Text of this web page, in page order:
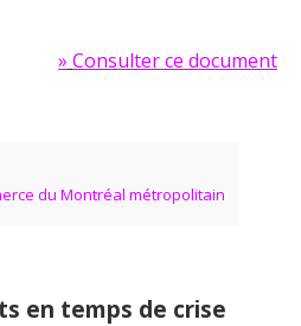
» Consulter ce document
du Montréal métropolitain
en temps de crise